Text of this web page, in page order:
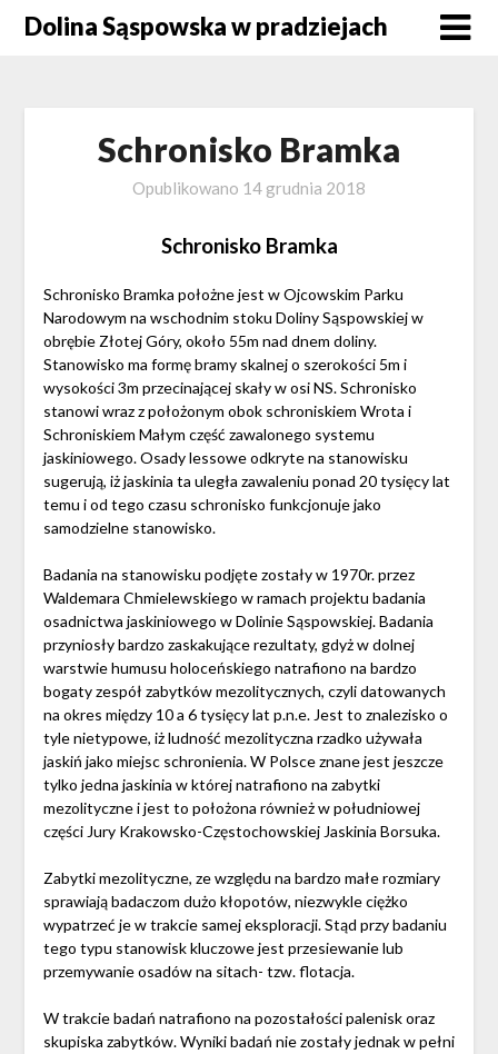
SkipDolina Sąspowska w pradziejach
Schronisko Bramka
Opublikowano 14 grudnia 2018
Schronisko Bramka
Schronisko Bramka położne jest w Ojcowskim Parku
Narodowym na wschodnim stoku Doliny Sąspowskiej w
obrębie Złotej Góry, około 55m nad dnem doliny.
Stanowisko ma formę bramy skalnej o szerokości 5m i
wysokości 3m przecinającej skały w osi NS. Schronisko
stanowi wraz z położonym obok schroniskiem Wrota i
Schroniskiem Małym część zawalonego systemu
jaskiniowego. Osady lessowe odkryte na stanowisku
sugerują, iż jaskinia ta uległa zawaleniu ponad 20 tysięcy lat
temu i od tego czasu schronisko funkcjonuje jako
samodzielne stanowisko.
Badania na stanowisku podjęte zostały w 1970r. przez
Waldemara Chmielewskiego w ramach projektu badania
osadnictwa jaskiniowego w Dolinie Sąspowskiej. Badania
przyniosły bardzo zaskakujące rezultaty, gdyż w dolnej
warstwie humusu holoceńskiego natrafiono na bardzo
bogaty zespół zabytków mezolitycznych, czyli datowanych
na okres między 10 a 6 tysięcy lat p.n.e. Jest to znalezisko o
tyle nietypowe, iż ludność mezolityczna rzadko używała
jaskiń jako miejsc schronienia. W Polsce znane jest jeszcze
tylko jedna jaskinia w której natrafiono na zabytki
mezolityczne i jest to położona również w południowej
części Jury Krakowsko-Częstochowskiej Jaskinia Borsuka.
Zabytki mezolityczne, ze względu na bardzo małe rozmiary
sprawiają badaczom dużo kłopotów, niezwykle ciężko
wypatrzeć je w trakcie samej eksploracji. Stąd przy badaniu
tego typu stanowisk kluczowe jest przesiewanie lub
przemywanie osadów na sitach- tzw. flotacja.
W trakcie badań natrafiono na pozostałości palenisk oraz
skupiska zabytków. Wyniki badań nie zostały jednak w pełni